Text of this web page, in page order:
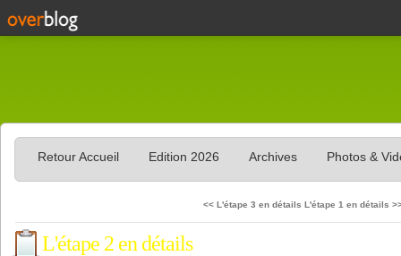
Retour Accueil Edition 2026 Archives Photos &
<< L'étape 3 en détails L'étape 1 en détails
L'étape 2 en détails